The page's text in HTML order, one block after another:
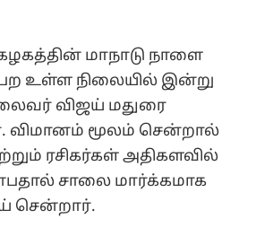
மாநாடு நாளை
உள்ள நிலையில் இன்று
விஜய் மதுரை
விமானம் மூலம் சென்றால்
ரசிகர்கள் அதிகளவில்
சாலை மார்க்கமாக
சென்றார்.